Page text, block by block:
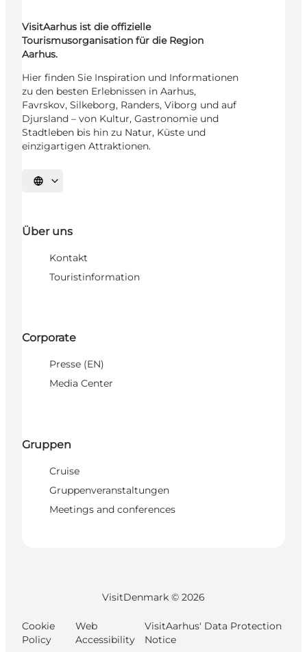
VisitAarhus ist die offizielle
Tourismusorganisation für die Region
Aarhus.
Hier finden Sie Inspiration und Informationen
zu den besten Erlebnissen in Aarhus,
Favrskov, Silkeborg, Randers, Viborg und auf
Djursland – von Kultur, Gastronomie und
Stadtleben bis hin zu Natur, Küste und
einzigartigen Attraktionen.
Sprache auswählen
Über uns
Kontakt
Touristinformation
Corporate
Presse (EN)
Media Center
Gruppen
Cruise
Gruppenveranstaltungen
Meetings and conferences
VisitDenmark © 2026
Cookie
Policy
Web
Accessibility
VisitAarhus' Data Protection
Notice